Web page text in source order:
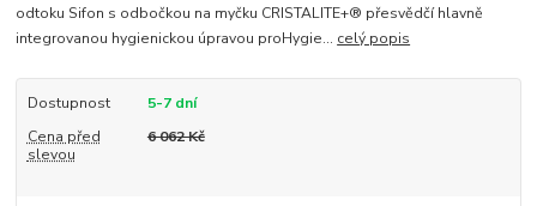
odtoku Sifon s odbočkou na myčku CRISTALITE+® přesvědčí hlavně
integrovanou hygienickou úpravou proHygie... celý popis
Dostupnost
5-7 dní
Cena před
slevou
6 062 Kč